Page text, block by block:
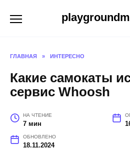
ГЛАВНАЯ » ИНТЕРЕСНО
Какие самокаты
сервис Whoosh
НА ЧТЕНИЕ
7 мин
ОБНОВЛЕНО
18.11.2024